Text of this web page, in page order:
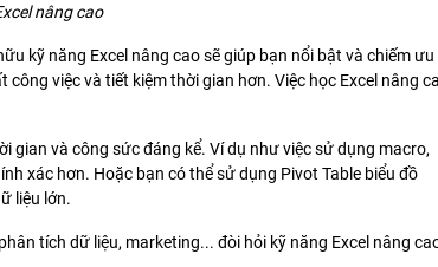
nâng cao
kỹ năng Excel nâng cao sẽ giúp bạn nổi bật và chiếm ưu
việc và tiết kiệm thời gian hơn. Việc học Excel nâng
gian và công sức đáng kể. Ví dụ như việc sử dụng macro,
xác hơn. Hoặc bạn có thể sử dụng Pivot Table biểu đồ
liệu lớn.
tích dữ liệu, marketing... đòi hỏi kỹ năng Excel nâng